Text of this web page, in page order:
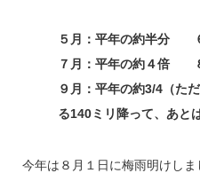
５月：平年の約半分
７月：平年の約４倍
９月：平年の約3/4（た
る140ミリ降って、あと
今年は８月１日に梅雨明けし